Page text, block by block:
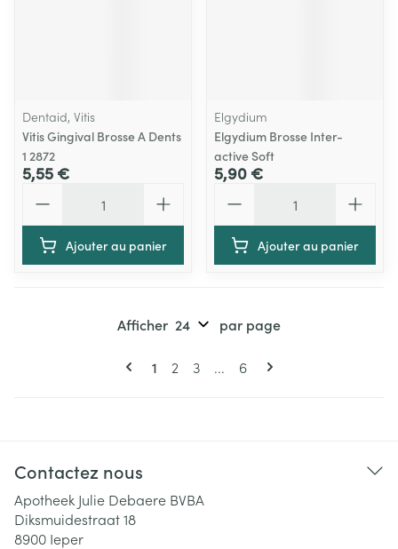
Dentaid, Vitis
Vitis Gingival Brosse A Dents
1 2872
5,55 €
Ajouter au panier
Elgydium
Elgydium Brosse Inter-
active Soft
5,90 €
Ajouter au panier
Pages
Vous lisez actuellement la page
1 Page
2 Page
3 ... Page
6
Afficher par page
Contactez nous
Apotheek Julie Debaere BVBA
Diksmuidestraat 18
8900 Ieper